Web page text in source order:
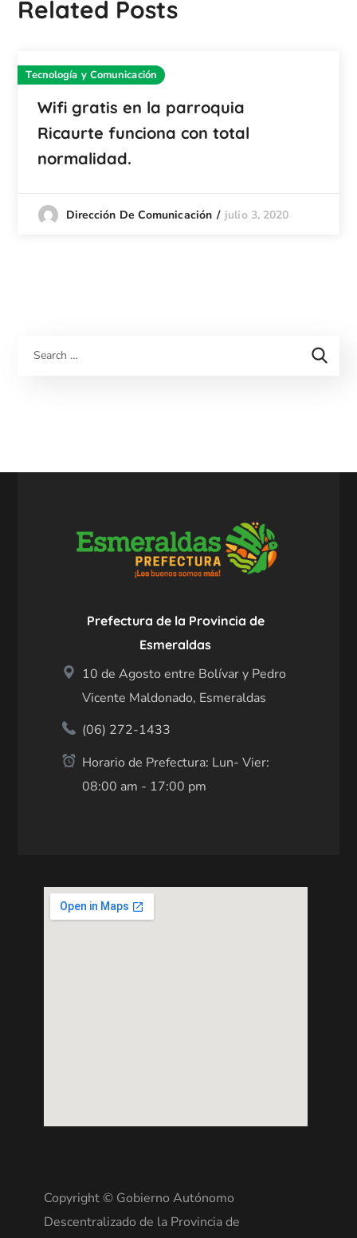
Related Posts
Tecnología y Comunicación
Wifi gratis en la parroquia
Ricaurte funciona con total
normalidad.
Dirección De Comunicación julio 3, 2020
Prefectura de la Provincia de
Esmeraldas
10 de Agosto entre Bolívar y Pedro
Vicente Maldonado, Esmeraldas
(06) 272-1433
Horario de Prefectura: Lun- Vier:
08:00 am - 17:00 pm
Copyright © Gobierno Autónomo
Descentralizado de la Provincia de